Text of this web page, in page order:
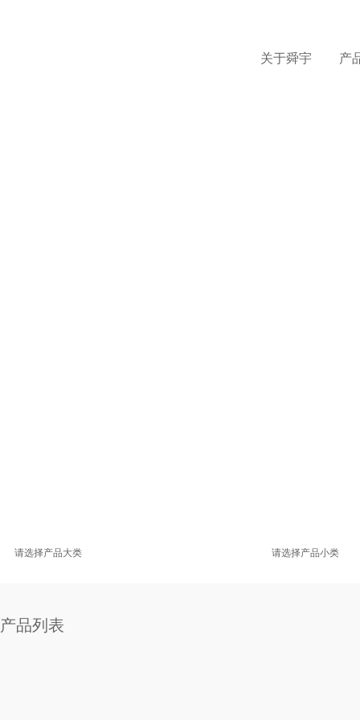
关于舜宇 产
请选择产品大类 请选择产品小类
产品列表